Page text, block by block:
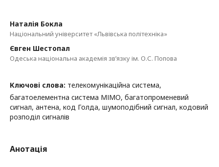
Наталія Бокла
Національний університет «Львівська політехніка»
Євген Шестопал
Одеська національна академія зв’язку ім. О.С. Попова
Ключові слова: телекомунікаційна система,
багатоелементна система МІМО, багатопроменевий
сигнал, антена, код Голда, шумоподібний сигнал, кодовий
розподіл сигналів
Анотація